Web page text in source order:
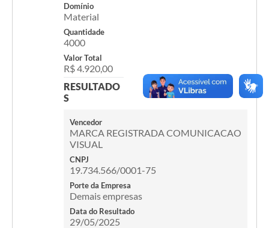
Domínio
Material
Quantidade
4000
Valor Total
R$ 4.920,00
RESULTADO
S
Vencedor
MARCA REGISTRADA COMUNICACAO
VISUAL
CNPJ
19.734.566/0001-75
Porte da Empresa
Demais empresas
Data do Resultado
29/05/2025